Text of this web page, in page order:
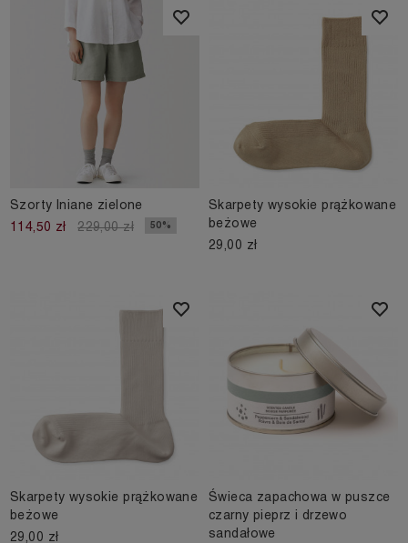
Szorty lniane zielone
114,50 zł
229,00 zł 50%
Skarpety wysokie prążkowane
beżowe
29,00 zł
Skarpety wysokie prążkowane
beżowe
29,00 zł
Świeca zapachowa w puszce
czarny pieprz i drzewo
sandałowe